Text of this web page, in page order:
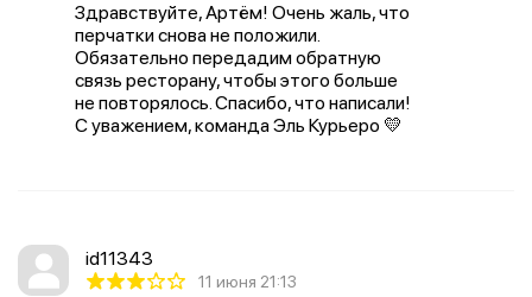
Здравствуйте, Артём! Очень жаль, что
перчатки снова не положили.
Обязательно передадим обратную
связь ресторану, чтобы этого больше
не повторялось. Спасибо, что написали!
С уважением, команда Эль Курьеро 💛
id11343
11 июня 21:13